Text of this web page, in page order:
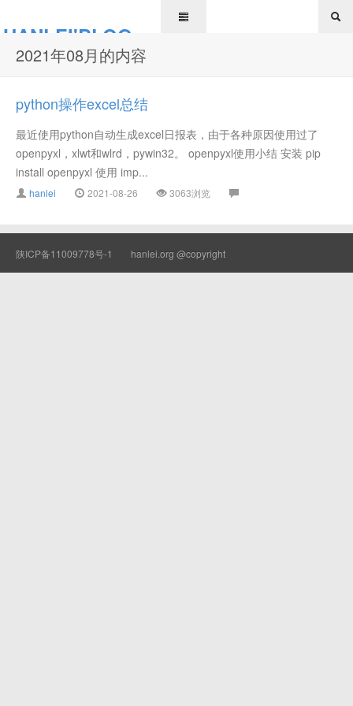
HANLEI'BLOG
2021年08月的内容
python操作excel总结
最近使用python自动生成excel日报表，由于各种原因使用过了
openpyxl，xlwt和wlrd，pywin32。 openpyxl使用小结 安装 pip
install openpyxl 使用 imp...
hanlei 2021-08-26 3063浏览
陕ICP备11009778号-1 hanlei.org @copyright